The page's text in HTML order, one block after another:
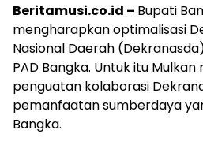
Beritamusi.co.id – Bupati
mengharapkan optimalisasi
Nasional Daerah
PAD Bangka. Untuk itu
penguatan kolaborasi
pemanfaatan sumberdaya
Bangka.